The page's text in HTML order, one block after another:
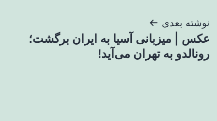
نوشته بعدی
عکس | میزبانی آسیا به ایران برگشت؛
رونالدو به تهران می‌آید!